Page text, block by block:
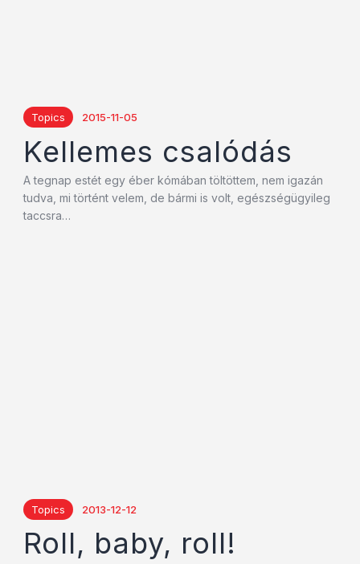
Topics 2015-11-05
Kellemes csalódás
A tegnap estét egy éber kómában töltöttem, nem igazán
tudva, mi történt velem, de bármi is volt, egészségügyileg
taccsra…
Topics 2013-12-12
Roll, baby, roll!